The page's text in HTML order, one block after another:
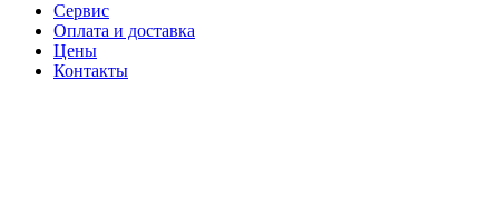
Сервис
Оплата и доставка
Цены
Контакты